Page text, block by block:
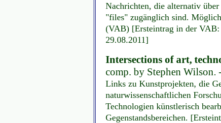
Nachrichten, die alternativ
"files" zugänglich sind.
(VAB) [Ersteintrag in der
29.08.2011]
Intersections of art,
comp. by Stephen Wilson.
Links zu Kunstprojekten, die
naturwissenschaftlichen
Technologien künstlerisch
Gegenstandsbereichen.